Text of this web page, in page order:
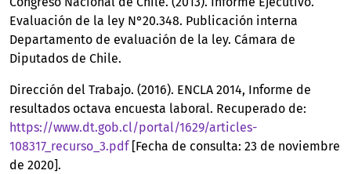
Evaluación de la ley N°20.348. Publicación interna
Departamento de evaluación de la ley. Cámara de
Diputados de Chile.
Dirección del Trabajo. (2016). ENCLA 2014, Informe de
resultados octava encuesta laboral. Recuperado de:
https://www.dt.gob.cl/portal/1629/articles-
108317_recurso_3.pdf[Fecha de consulta: 23 de noviembre
de 2020].